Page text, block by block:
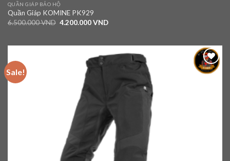
QUẦN GIÁP BẢO HỘ
Quần Giáp KOMINE PK929
6.500.000VND 4.200.000VND
Sale!
Add to